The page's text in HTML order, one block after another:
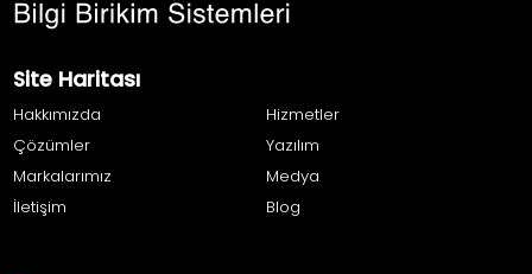
Site Haritası
Hakkımızda
Hizmetler
Çözümler
Yazılım
Markalarımız
Medya
İletişim
Blog